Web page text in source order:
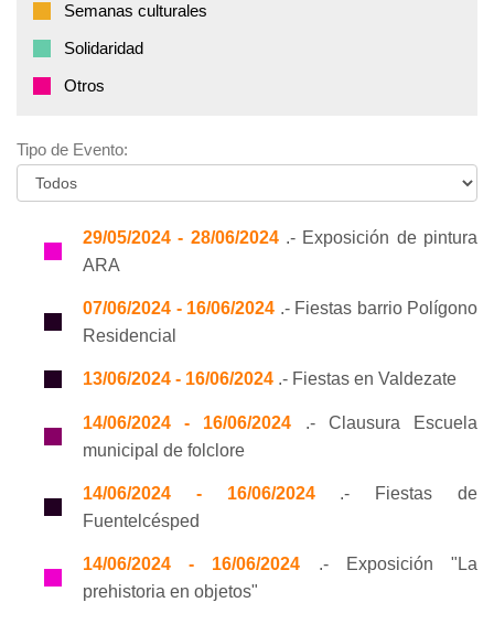
Semanas culturales
Solidaridad
Otros
Tipo de Evento:
29/05/2024 - 28/06/2024.- Exposición de pintura
ARA
07/06/2024 - 16/06/2024 .- Fiestas barrio Polígono
Residencial
13/06/2024 - 16/06/2024 .- Fiestas en Valdezate
14/06/2024 - 16/06/2024 .- Clausura Escuela
municipal de folclore
14/06/2024 - 16/06/2024.- Fiestas de
Fuentelcésped
14/06/2024 - 16/06/2024 .- Exposición "La
prehistoria en objetos"